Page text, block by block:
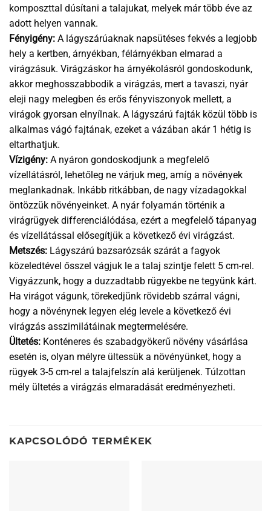
komposzttal dúsítani a talajukat, melyek már több éve az
adott helyen vannak.
Fényigény: A lágyszárúaknak napsütéses fekvés a legjobb
hely a kertben, árnyékban, félárnyékban elmarad a
virágzásuk. Virágzáskor ha árnyékolásról gondoskodunk,
akkor meghosszabbodik a virágzás, mert a tavaszi, nyár
eleji nagy melegben és erős fényviszonyok mellett, a
virágok gyorsan elnyílnak. A lágyszárú fajták közül több is
alkalmas vágó fajtának, ezeket a vázában akár 1 hétig is
eltarthatjuk.
Vízigény: A nyáron gondoskodjunk a megfelelő
vízellátásról, lehetőleg ne várjuk meg, amíg a növények
meglankadnak. Inkább ritkábban, de nagy vízadagokkal
öntözzük növényeinket. A nyár folyamán történik a
virágrügyek differenciálódása, ezért a megfelelő tápanyag
és vízellátással elősegítjük a következő évi virágzást.
Metszés: Lágyszárú bazsarózsák szárát a fagyok
közeledtével ősszel vágjuk le a talaj szintje felett 5 cm-rel.
Vigyázzunk, hogy a duzzadtabb rügyekbe ne tegyünk kárt.
Ha virágot vágunk, törekedjünk rövidebb szárral vágni,
hogy a növénynek legyen elég levele a következő évi
virágzás asszimilátáinak megtermelésére.
Ültetés: Konténeres és szabadgyökerű növény vásárlása
esetén is, olyan mélyre ültessük a növényünket, hogy a
rügyek 3-5 cm-rel a talajfelszín alá kerüljenek. Túlzottan
mély ültetés a virágzás elmaradását eredményezheti.
KAPCSOLÓDÓ TERMÉKEK